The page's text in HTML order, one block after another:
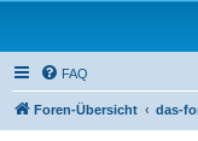
FAQ
Foren-Übersicht das-